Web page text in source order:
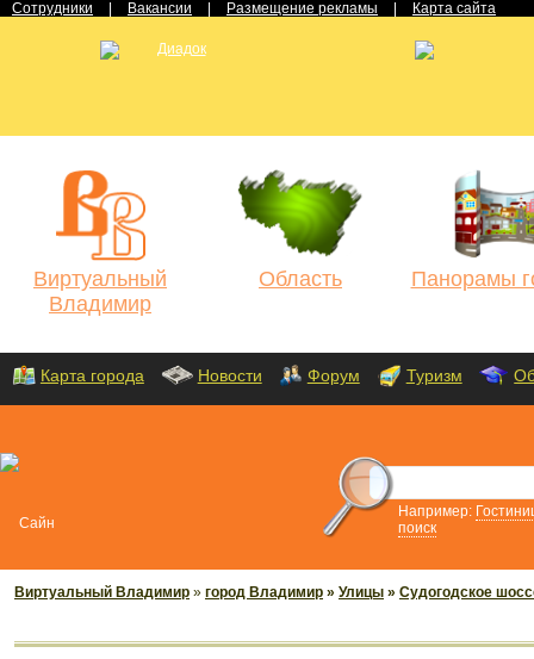
Сотрудники Вакансии Размещение рекламы Карта сайта
Виртуальный
Владимир
Область Панорамы
Карта города Новости Форум Туризм
Например:
поиск
Виртуальный Владимир » город Владимир » Улицы » Судогодское